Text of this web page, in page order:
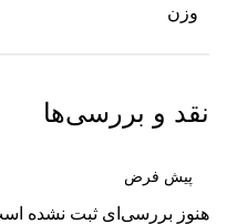
وزن
نقد و بررسی‌ها
هنوز بررسی‌ای ثبت نشده